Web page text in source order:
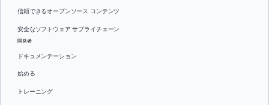
信頼できるオープンソース コンテンツ
安全なソフトウェア サプライチェーン
開発者
ドキュメンテーション
始める
トレーニング